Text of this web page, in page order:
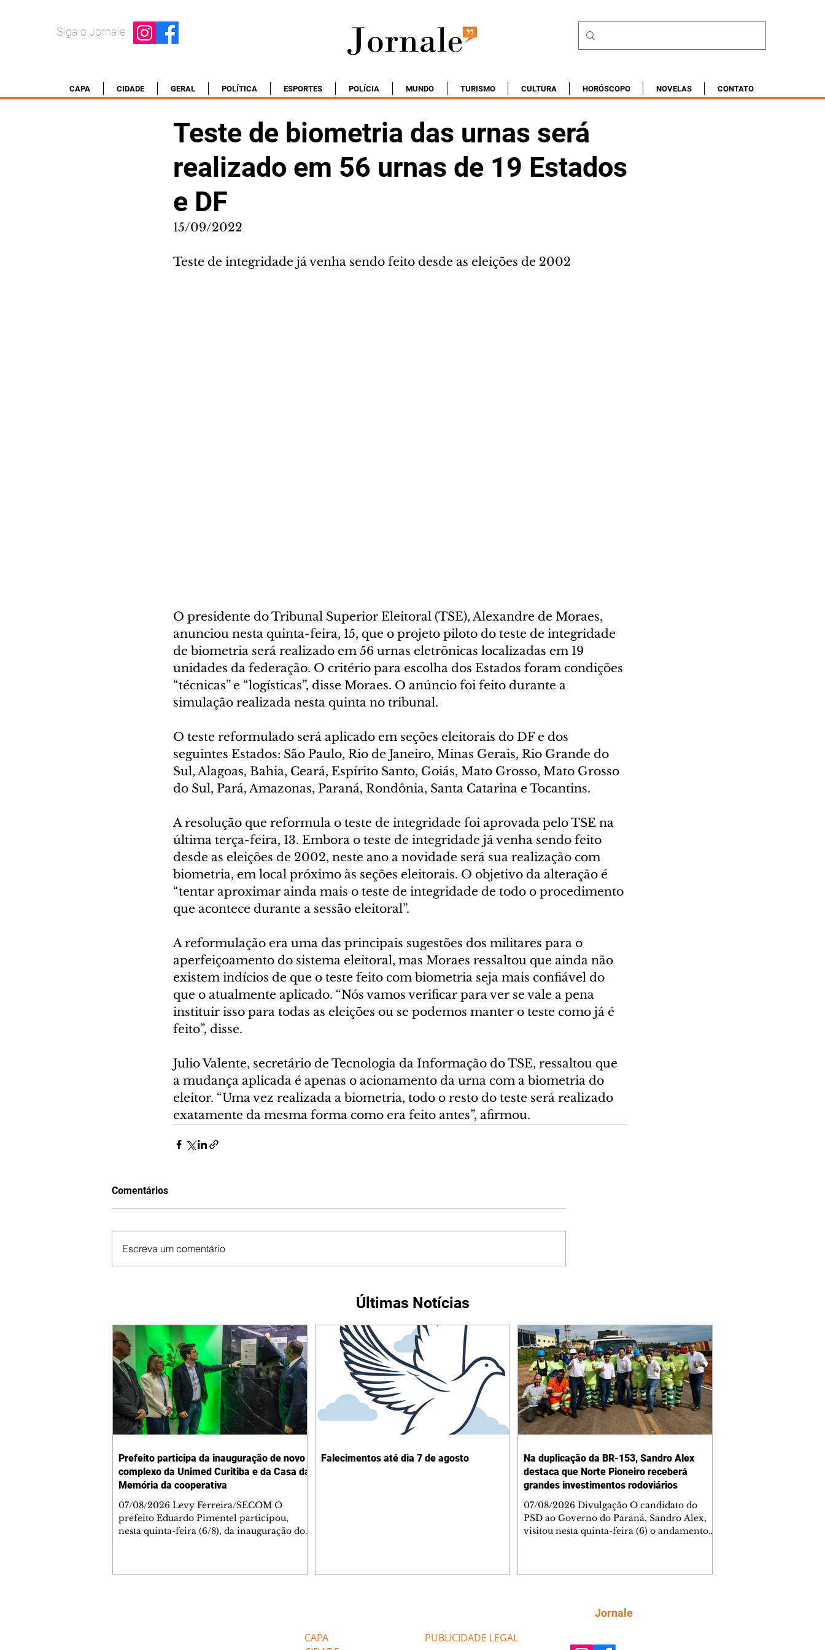
Siga o Jornale
CAPA CIDADE GERAL POLÍTICA ESPORTES POLÍCIA MUNDO TURISMO CULTURA HORÓSCOPO NOVELAS CONTATO
Teste de biometria das urnas será
realizado em 56 urnas de 19 Estados
e DF
15/09/2022
Teste de integridade já venha sendo feito desde as eleições de 2002
O presidente do Tribunal Superior Eleitoral (TSE), Alexandre de Moraes,
anunciou nesta quinta-feira, 15, que o projeto piloto do teste de integridade
de biometria será realizado em 56 urnas eletrônicas localizadas em 19
unidades da federação. O critério para escolha dos Estados foram condições
“técnicas” e “logísticas”, disse Moraes. O anúncio foi feito durante a
simulação realizada nesta quinta no tribunal.
O teste reformulado será aplicado em seções eleitorais do DF e dos
seguintes Estados: São Paulo, Rio de Janeiro, Minas Gerais, Rio Grande do
Sul, Alagoas, Bahia, Ceará, Espírito Santo, Goiás, Mato Grosso, Mato Grosso
do Sul, Pará, Amazonas, Paraná, Rondônia, Santa Catarina e Tocantins.
A resolução que reformula o teste de integridade foi aprovada pelo TSE na
última terça-feira, 13. Embora o teste de integridade já venha sendo feito
desde as eleições de 2002, neste ano a novidade será sua realização com
biometria, em local próximo às seções eleitorais. O objetivo da alteração é
“tentar aproximar ainda mais o teste de integridade de todo o procedimento
que acontece durante a sessão eleitoral”.
A reformulação era uma das principais sugestões dos militares para o
aperfeiçoamento do sistema eleitoral, mas Moraes ressaltou que ainda não
existem indícios de que o teste feito com biometria seja mais confiável do
que o atualmente aplicado. “Nós vamos verificar para ver se vale a pena
instituir isso para todas as eleições ou se podemos manter o teste como já é
feito”, disse.
Julio Valente, secretário de Tecnologia da Informação do TSE, ressaltou que
a mudança aplicada é apenas o acionamento da urna com a biometria do
eleitor. “Uma vez realizada a biometria, todo o resto do teste será realizado
exatamente da mesma forma como era feito antes”, afirmou.
Comentários
Escreva um comentário
Últimas Notícias
Prefeito participa da inauguração de novo
complexo da Unimed Curitiba e da Casa da
Memória da cooperativa
07/08/2026 Levy Ferreira/SECOM O
prefeito Eduardo Pimentel participou,
nesta quinta-feira (6/8), da inauguração do
Falecimentos até dia 7 de agosto
Na duplicação da BR-153, Sandro Alex
destaca que Norte Pioneiro receberá
grandes investimentos rodoviários
07/08/2026 Divulgação O candidato do
PSD ao Governo do Paraná, Sandro Alex,
visitou nesta quinta-feira (6) o andamento
com intervenção da concessionária, com
rodovia e recebe investimento de
CAPA
PUBLICIDADE LEGAL
Jornale